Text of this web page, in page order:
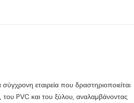
εταιρεία που δραστηριοποιείται
PVC και του ξύλου, αναλαμβάνοντας